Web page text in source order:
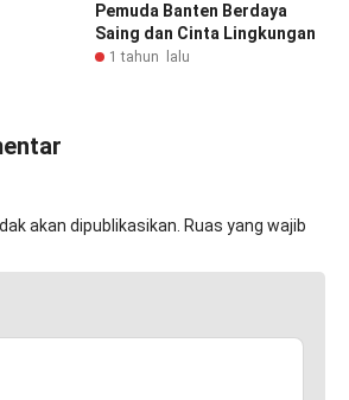
Pemuda Banten Berdaya
Saing dan Cinta Lingkungan
1 tahun lalu
akan dipublikasikan. Ruas yang wajib